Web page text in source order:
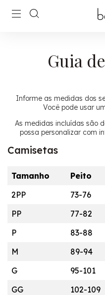
Guia
Informe as medidas dos
Você pode usar
As medidas incluídas são
possa personalizar com
Camisetas
Tamanho Peito
2PP
73-76
PP
77-82
P
83-88
M
89-94
G
95-101
GG
102-109